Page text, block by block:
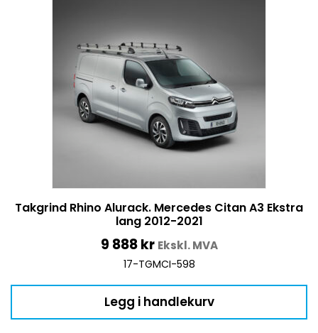
Takgrind Rhino Alurack. Mercedes Citan A3 Ekstra
lang 2012-2021
9 888kr Ekskl. MVA
17-TGMCI-598
Legg i handlekurv